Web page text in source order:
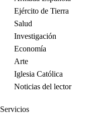
Ejército de Tierra
Salud
Investigación
Economía
Arte
Iglesia Católica
Noticias del lector
Servicios